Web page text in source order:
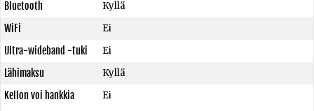
Bluetooth
Kyllä
WiFi
Ei
Ultra-wideband -tuki
Ei
Lähimaksu
Kyllä
Kellon voi hankkia
Ei